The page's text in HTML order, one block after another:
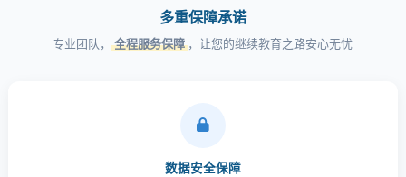
多重保障承诺
专业团队，全程服务保障 ，让您的继续教育之路安心无忧
数据安全保障